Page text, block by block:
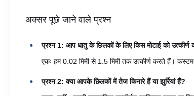
अक्सर पूछे जाने वाले प्रश्न
प्रश्न 1: आप धातु के छिलकों के लिए किस मोटाई को
एकः हम 0.02 मिमी से 1.5 मिमी तक उत्कीर्ण करते हैं।
प्रश्न 2: क्या आपके छिलकों में तेज किनारे हैं या झुर्रियां हैं?